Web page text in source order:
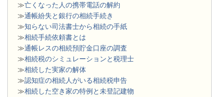
≫亡くなった人の携帯電話の解約
≫通帳紛失と銀行の相続手続き
≫知らない司法書士から相続の手紙
≫相続手続依頼書とは
≫通帳レスの相続預貯金口座の調査
≫相続税のシミュレーションと税理士
≫相続した実家の解体
≫認知症の相続人がいる相続税申告
≫相続した空き家の特例と未登記建物